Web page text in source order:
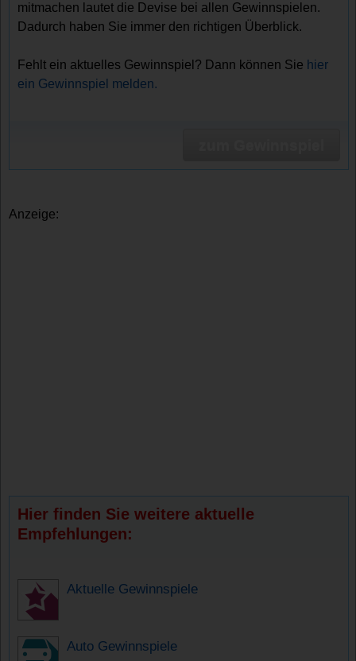
mitmachen lautet die Devise bei allen Gewinnspielen.
Dadurch haben Sie immer den richtigen Überblick.
Fehlt ein aktuelles Gewinnspiel? Dann können Sie hier
ein Gewinnspiel melden.
Anzeige:
Hier finden Sie weitere aktuelle
Empfehlungen:
Aktuelle Gewinnspiele
Auto Gewinnspiele